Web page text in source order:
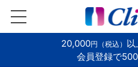
20,000円（税込）
会員登録で